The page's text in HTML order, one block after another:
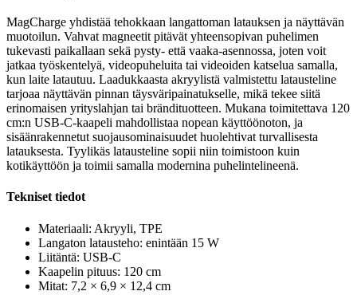
MagCharge yhdistää tehokkaan langattoman latauksen ja näyttävän
muotoilun. Vahvat magneetit pitävät yhteensopivan puhelimen
tukevasti paikallaan sekä pysty- että vaaka-asennossa, joten voit
jatkaa työskentelyä, videopuheluita tai videoiden katselua samalla,
kun laite latautuu. Laadukkaasta akryylistä valmistettu latausteline
tarjoaa näyttävän pinnan täysväripainatukselle, mikä tekee siitä
erinomaisen yrityslahjan tai brändituotteen. Mukana toimitettava 120
cm:n USB-C-kaapeli mahdollistaa nopean käyttöönoton, ja
sisäänrakennetut suojausominaisuudet huolehtivat turvallisesta
latauksesta. Tyylikäs latausteline sopii niin toimistoon kuin
kotikäyttöön ja toimii samalla modernina puhelintelineenä.
Tekniset tiedot
Materiaali: Akryyli, TPE
Langaton latausteho: enintään 15 W
Liitäntä: USB-C
Kaapelin pituus: 120 cm
Mitat: 7,2 × 6,9 × 12,4 cm